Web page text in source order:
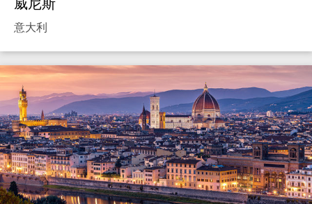
威尼斯
意大利